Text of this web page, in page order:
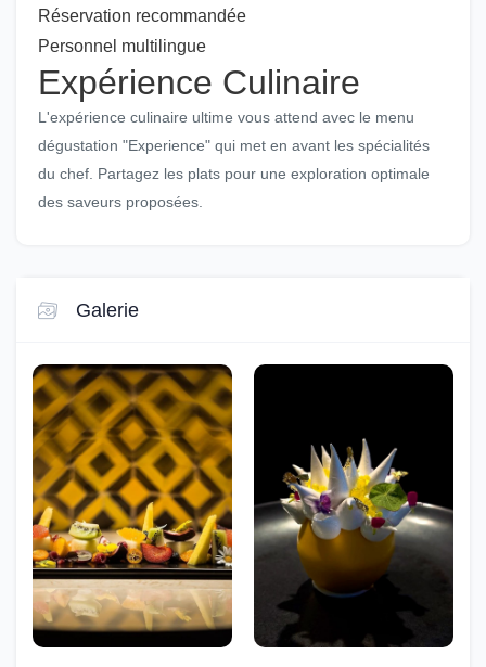
Réservation recommandée
Personnel multilingue
Expérience Culinaire
L'expérience culinaire ultime vous attend avec le menu
dégustation "Experience" qui met en avant les spécialités
du chef. Partagez les plats pour une exploration optimale
des saveurs proposées.
Galerie